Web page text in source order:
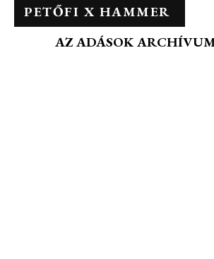
PETŐFI X HAMMER
AZ ADÁSOK